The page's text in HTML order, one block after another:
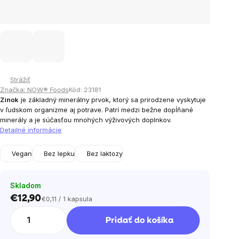
Strážiť
Značka: NOW® FoodsKód: 23181
Zinok je základný minerálny prvok, ktorý sa prirodzene vyskytuje
v ľudskom organizme aj potrave. Patrí medzi bežne dopĺňané
minerály a je súčasťou mnohých výživových doplnkov.
Detailné informácie
Vegan Bez lepku Bez laktozy
Skladom
€12,90Jednotková
€0,11 / 1 kapsula
Pridať do košíka